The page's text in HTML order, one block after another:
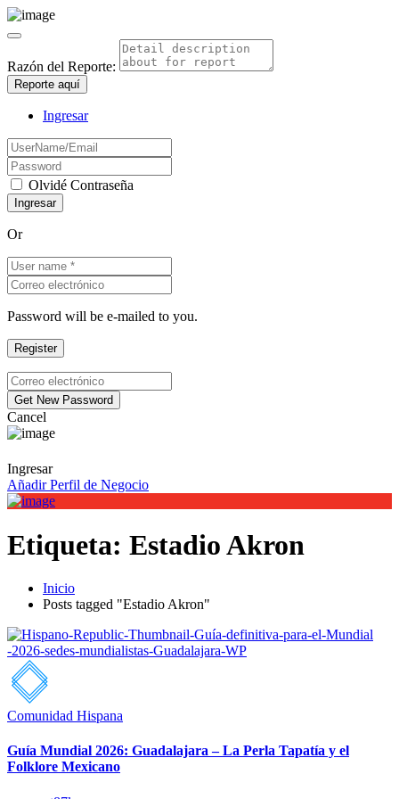
Razón del Reporte:
Reporte aquí
Ingresar
Olvidé Contraseña
Or
Password will be e-mailed to you.
Cancel
Ingresar
Añadir Perfil de Negocio
Etiqueta: Estadio Akron
Inicio
Posts tagged "Estadio Akron"
Comunidad Hispana
Guía Mundial 2026: Guadalajara – La Perla Tapatía y el
Folklore Mexicano